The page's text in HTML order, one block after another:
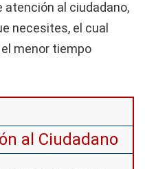
atención al ciudadano,
necesites, el cual
menor tiempo
al Ciudadano